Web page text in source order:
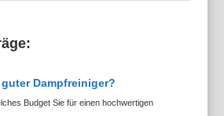
Dampfreiniger?
Budget Sie für einen hochwertigen